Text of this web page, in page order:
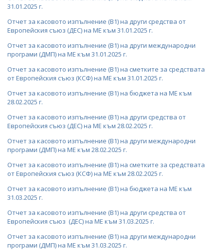
ОДИТЕН КОМИТЕТ
ЗАЩИТА НА ЛИЧНИТЕ ДАННИ
КАРИЕРИ
ОБЯВИ ЗА КОНКУРСИ
РЕЗУЛТАТИ ОТ КОНКУРСИТЕ
ЕНЕРГИЙНИТЕ ДРУЖЕСТВА
РЕЗУЛТАТИ ОТ КОНКУРСИ ЗА ИЗБОР НА
РЪКОВОДНИ ОРГАНИ НА ЕНЕРГИЙНИТЕ ДРУЖЕСТВА
СТУДЕНТСКИ СТАЖОВЕ В ДЪРЖАВНАТА
АДМИНИСТРАЦИЯ
МИНИСТЪР
ПОЛИТИЧЕСКИ КАБИНЕТ
НОРМАТИВНИ ДОКУМЕНТИ
ЗАКОНИ
ДИРЕКТИВИ И РЕГЛАМЕНТИ
НАРЕДБИ
ПОСТАНОВЛЕНИЯ
ВРЪЗКИ
ИНСТИТУЦИИ
ВТОРОСТЕПЕННИ РАЗПОРЕДИТЕЛИ
ДРУЖЕСТВА С ДЪРЖАВНО УЧАСТИЕ
БГ ПРЕДСЕДАТЕЛСТВО НА СЪВЕТА НА ЕС
31.01.2025 г.
Отчет за касовото изпълнение (В1) на други средства от
Европейския съюз (ДЕС) на МЕ към 31.01.2025 г.
Отчет за касовото изпълнение (В1) на други международни
програми (ДМП) на МЕ към 31.01.2025 г.
Отчет за касовото изпълнение (В1) на сметките за средствата
от Европейския съюз (КСФ) на МЕ към 31.01.2025 г.
Отчет за касовото изпълнение (В1) на бюджета на МЕ към
28.02.2025 г.
Отчет за касовото изпълнение (В1) на други средства от
Европейския съюз (ДЕС) на МЕ към 28.02.2025 г.
Отчет за касовото изпълнение (В1) на други международни
програми (ДМП) на МЕ към 28.02.2025 г.
Отчет за касовото изпълнение (В1) на сметките за средствата
от Европейския съюз (КСФ) на МЕ към 28.02.2025 г.
Отчет за касовото изпълнение (В1) на бюджета на МЕ към
31.03.2025 г.
Отчет за касовото изпълнение (В1) на други средства от
Европейския съюз (ДЕС) на МЕ към 31.03.2025 г.
Отчет за касовото изпълнение (В1) на други международни
програми (ДМП) на МЕ към 31.03.2025 г.